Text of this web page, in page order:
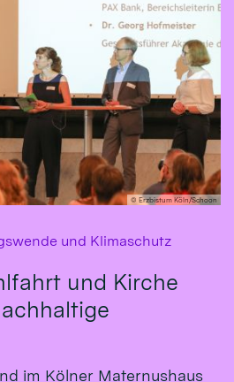
© Erzbistum Köln/Schoon
und Klimaschutz
und Kirche
im Kölner Maternushaus